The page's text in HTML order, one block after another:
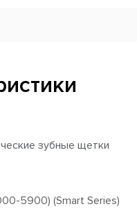
зубные щетки
5900) (Smart Series)